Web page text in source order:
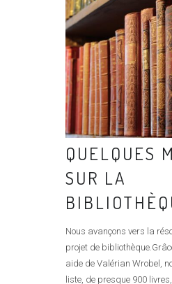
QUELQUES
SUR LA
Nous avançons vers la
projet de
aide de Valérian Wrobel,
liste, de presque 900